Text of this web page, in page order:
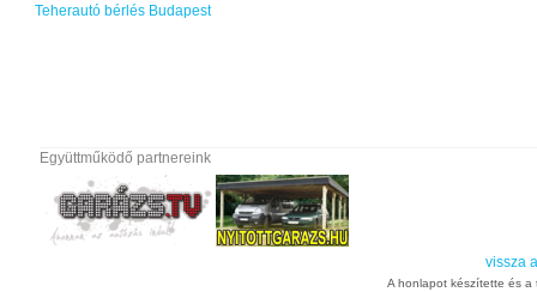
Teherautó bérlés Budapest
Együttműködő partnereink
vissza
A honlapot készítette és